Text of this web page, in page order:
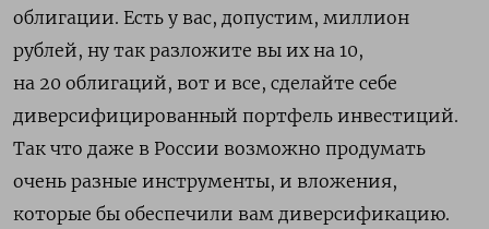
облигации. Есть у вас, допустим, миллион
рублей, ну так разложите вы их на 10,
на 20 облигаций, вот и все, сделайте себе
диверсифицированный портфель инвестиций.
Так что даже в России возможно продумать
очень разные инструменты, и вложения,
которые бы обеспечили вам диверсификацию.